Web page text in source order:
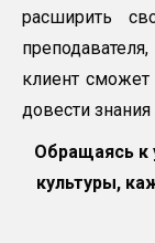
расширить
клиент
довести
Обращаясь к
культуры,